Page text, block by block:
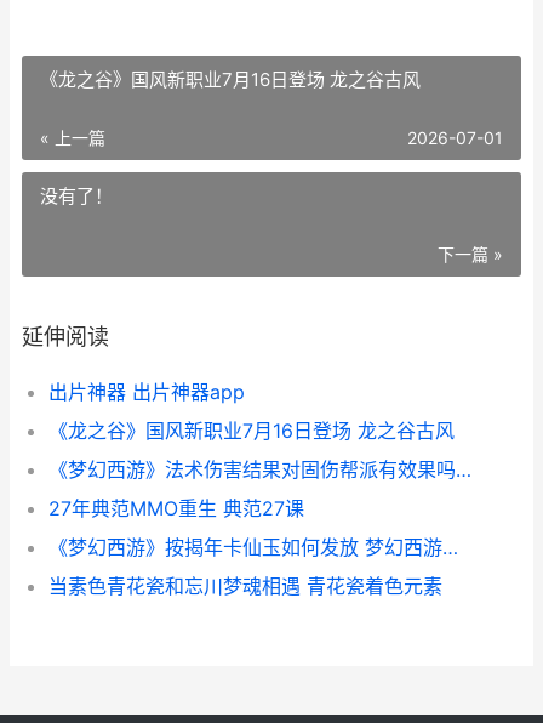
《龙之谷》国风新职业7月16日登场 龙之谷古风
« 上一篇 2026-07-01
没有了！
下一篇 »
延伸阅读
出片神器 出片神器app
《龙之谷》国风新职业7月16日登场 龙之谷古风
《梦幻西游》法术伤害结果对固伤帮派有效果吗 梦幻西游法宝合成材料摆放位置
27年典范MMO重生 典范27课
《梦幻西游》按揭年卡仙玉如何发放 梦幻西游关键字快捷键
当素色青花瓷和忘川梦魂相遇 青花瓷着色元素